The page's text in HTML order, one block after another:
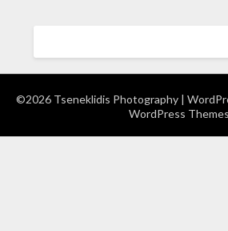
©2026 Tseneklidis Photography |
WordPress Themes